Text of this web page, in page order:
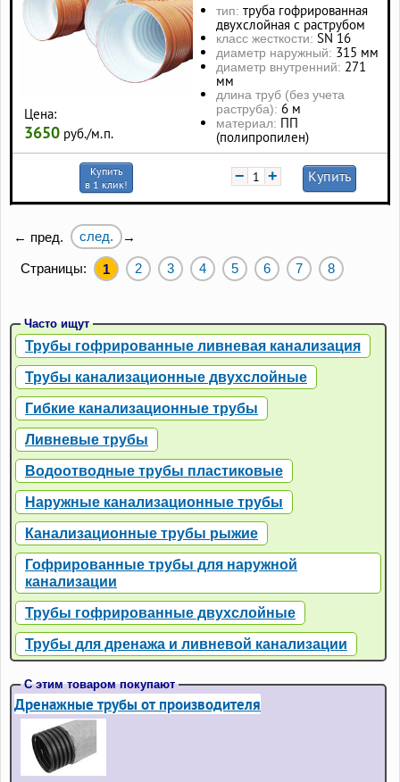
Цена:
3650 руб./м.п.
тип: труба гофрированная
двухслойная с раструбом
класс жесткости: SN 16
диаметр наружный: 315 мм
диаметр внутренний: 271
мм
длина труб (без учета
раструба): 6 м
материал: ПП
(полипропилен)
Купить
в 1 клик!
− + Купить
← пред. след. →
Страницы: 1 2 3 4 5 6 7 8
Часто ищут
Трубы гофрированные ливневая канализация
Трубы канализационные двухслойные
Гибкие канализационные трубы
Ливневые трубы
Водоотводные трубы пластиковые
Наружные канализационные трубы
Канализационные трубы рыжие
Гофрированные трубы для наружной
канализации
Трубы гофрированные двухслойные
Трубы для дренажа и ливневой канализации
С этим товаром покупают
Дренажные трубы от производителя